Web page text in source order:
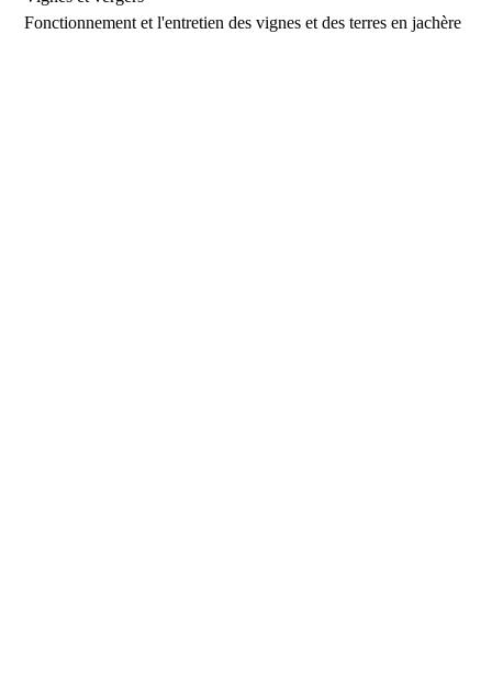
Fonctionnement et l'entretien des vignes et des terres en jachère